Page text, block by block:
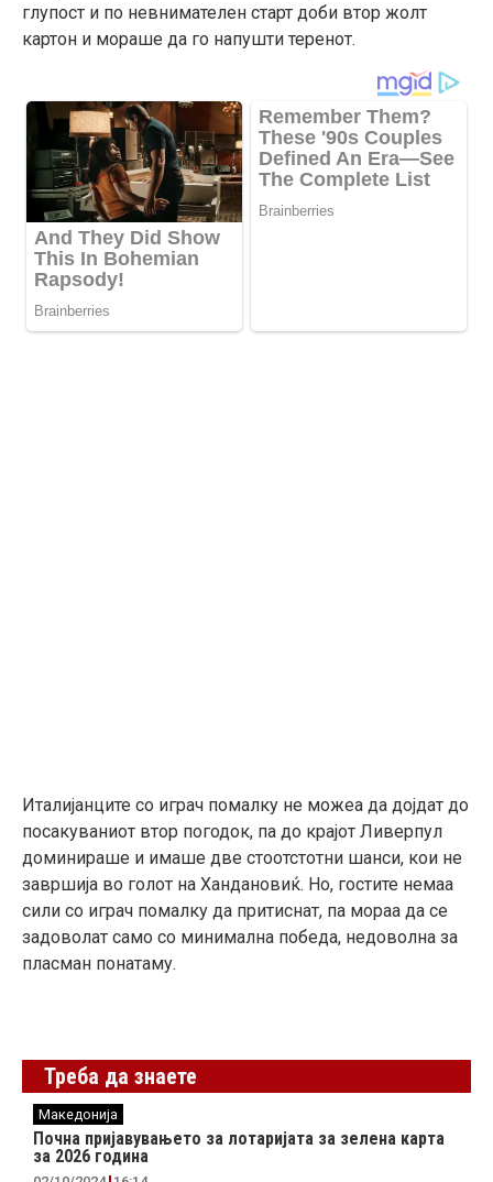
глупост и по невнимателен старт доби втор жолт
картон и мораше да го напушти теренот.
Италијанците со играч помалку не можеа да дојдат до
посакуваниот втор погодок, па до крајот Ливерпул
доминираше и имаше две стоотстотни шанси, кои не
завршија во голот на Хандановиќ. Но, гостите немаа
сили со играч помалку да притиснат, па мораа да се
задоволат само со минимална победа, недоволна за
пласман понатаму.
Треба да знаете
Македонија
Почна пријавувањето за лотаријата за зелена карта
за 2026 година